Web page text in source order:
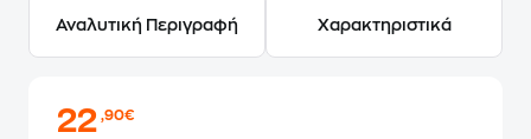
Αναλυτική Περιγραφή Χαρακτηριστικά
22,90€